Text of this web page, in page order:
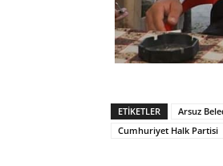
ETIKETLER Arsuz
Cumhuriyet Halk Partisi